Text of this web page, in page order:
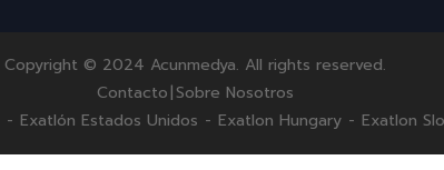
Copyright © 2024 Acunmedya. All rights reserved.
Contacto|Sobre Nosotros
- Exatlón Estados Unidos - Exatlon Hungary - Exatlon